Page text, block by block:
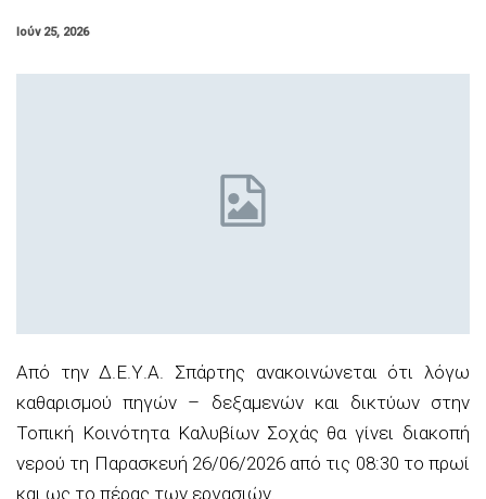
Ιούν 25, 2026
Από την Δ.Ε.Υ.Α. Σπάρτης ανακοινώνεται ότι λόγω
καθαρισμού πηγών – δεξαμενών και δικτύων στην
Τοπική Κοινότητα Καλυβίων Σοχάς θα γίνει διακοπή
νερού τη Παρασκευή 26/06/2026 από τις 08:30 το πρωί
και ως το πέρας των εργασιών.